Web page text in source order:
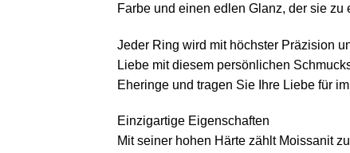
Farbe und einen edlen Glanz, der sie
Jeder Ring wird mit höchster Präzision
Liebe mit diesem persönlichen
Eheringe und tragen Sie Ihre Liebe für
Einzigartige Eigenschaften
Mit seiner hohen Härte zählt Moissanit